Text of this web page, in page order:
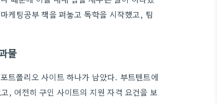
케팅공부 책을 펴놓고 독학을 시작했고, 팀
물
트폴리오 사이트 하나가 남았다. 부트텐트에
, 여전히 구인 사이트의 지원 자격 요건을 보